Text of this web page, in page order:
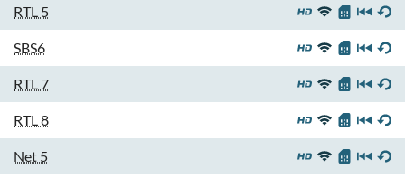
RTL 5
SBS6
RTL 7
RTL 8
Net 5